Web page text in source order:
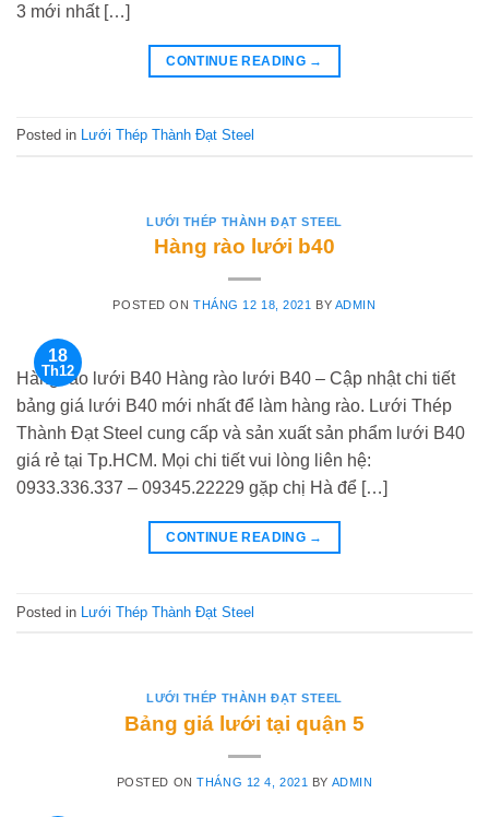
3 mới nhất […]
CONTINUE READING →
Posted in Lưới Thép Thành Đạt Steel
LƯỚI THÉP THÀNH ĐẠT STEEL
Hàng rào lưới b40
POSTED ON THÁNG 12 18, 2021 BY ADMIN
18
Th12
Hàng rào lưới B40 Hàng rào lưới B40 – Cập nhật chi tiết
bảng giá lưới B40 mới nhất để làm hàng rào. Lưới Thép
Thành Đạt Steel cung cấp và sản xuất sản phẩm lưới B40
giá rẻ tại Tp.HCM. Mọi chi tiết vui lòng liên hệ:
0933.336.337 – 09345.22229 gặp chị Hà để […]
CONTINUE READING →
Posted in Lưới Thép Thành Đạt Steel
LƯỚI THÉP THÀNH ĐẠT STEEL
Bảng giá lưới tại quận 5
POSTED ONTHÁNG 12 4, 2021 BY ADMIN